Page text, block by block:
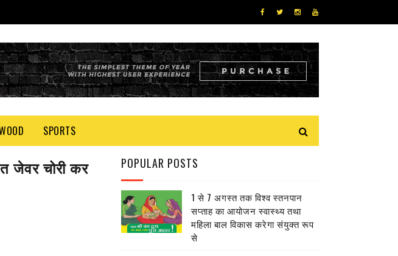
SPORTS
जेवर चोरी कर
POPULAR POSTS
1 से 7 अगस्त तक विश्व स्तनपान
सप्ताह का आयोजन स्वास्थ्य तथा
महिला बाल विकास करेगा संयुक्त रूप
से